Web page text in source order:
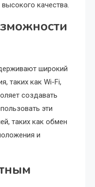
качества.
широкий
таких как Wi-Fi,
создавать
эти
таких как обмен
и